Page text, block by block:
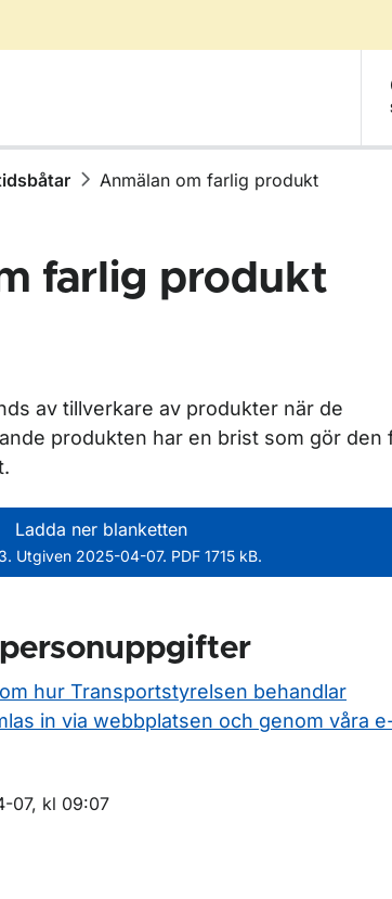
Anmälan om farlig produkt
farlig produkt
av tillverkare av produkter när de
produkten har en brist som gör den
Ladda ner blanketten
Utgiven 2025-04-07. PDF 1715 kB.
hur Transportstyrelsen behandlar
in via webbplatsen och genom våra
07, kl 09:07